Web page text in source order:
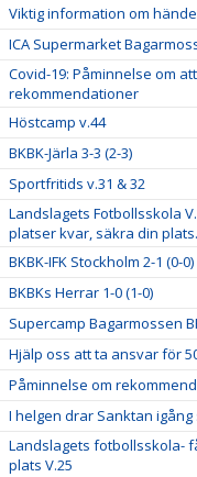
Viktig information om
ICA Supermarket
Covid-19: Påminnelse om
rekommendationer
Höstcamp v.44
BKBK-Järla 3-3 (2-3)
Sportfritids v.31 & 32
Landslagets Fotbollsskola
platser kvar, säkra din plats.
BKBK-IFK Stockholm 2-1 (0-
BKBKs Herrar 1-0 (1-0)
Supercamp Bagarmossen
Hjälp oss att ta ansvar för
Påminnelse om
I helgen drar Sanktan
Landslagets fotbollsskola-
plats V.25